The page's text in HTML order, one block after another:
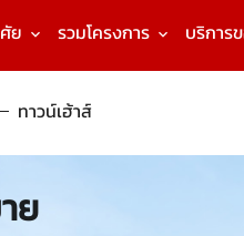
ย รวมโครงการ บริการ
ทาวน์เฮ้าส์
ย